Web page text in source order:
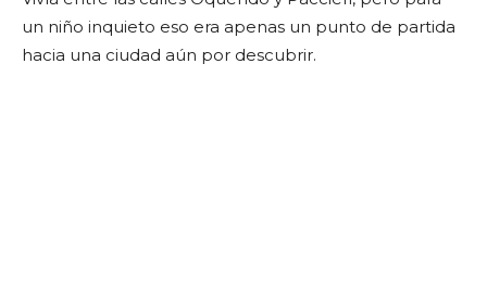
un niño inquieto eso era apenas un punto de partida
hacia una ciudad aún por descubrir.